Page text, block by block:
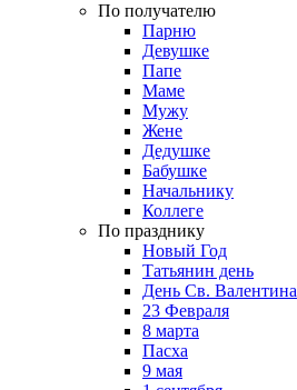
По получателю
Парню
Девушке
Папе
Маме
Мужу
Жене
Дедушке
Бабушке
Начальнику
Коллеге
По празднику
Новый Год
Татьянин день
День Св. Валентина
23 Февраля
8 марта
Пасха
9 мая